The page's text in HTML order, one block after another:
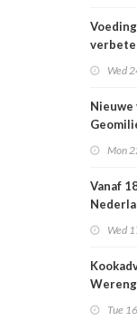
Wed
Mon
Vanaf
Wed
Tue